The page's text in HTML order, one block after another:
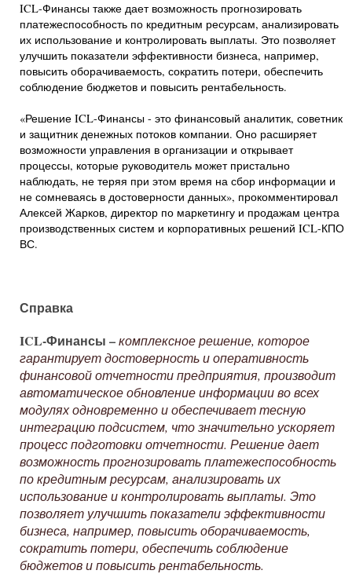
ICL-Финансы также дает возможность прогнозировать
платежеспособность по кредитным ресурсам, анализировать
их использование и контролировать выплаты. Это позволяет
улучшить показатели эффективности бизнеса, например,
повысить оборачиваемость, сократить потери, обеспечить
соблюдение бюджетов и повысить рентабельность.
«Решение ICL-Финансы - это финансовый аналитик, советник
и защитник денежных потоков компании. Оно расширяет
возможности управления в организации и открывает
процессы, которые руководитель может пристально
наблюдать, не теряя при этом время на сбор информации и
не сомневаясь в достоверности данных», прокомментировал
Алексей Жарков, директор по маркетингу и продажам центра
производственных систем и корпоративных решений ICL-КПО
ВС.
Справка
ICL-Финансы –комплексное решение, которое
гарантирует достоверность и оперативность
финансовой отчетности предприятия, производит
автоматическое обновление информации во всех
модулях одновременно и обеспечивает тесную
интеграцию подсистем, что значительно ускоряет
процесс подготовки отчетности. Решение дает
возможность прогнозировать платежеспособность
по кредитным ресурсам, анализировать их
использование и контролировать выплаты. Это
позволяет улучшить показатели эффективности
бизнеса, например, повысить оборачиваемость,
сократить потери, обеспечить соблюдение
бюджетов и повысить рентабельность.